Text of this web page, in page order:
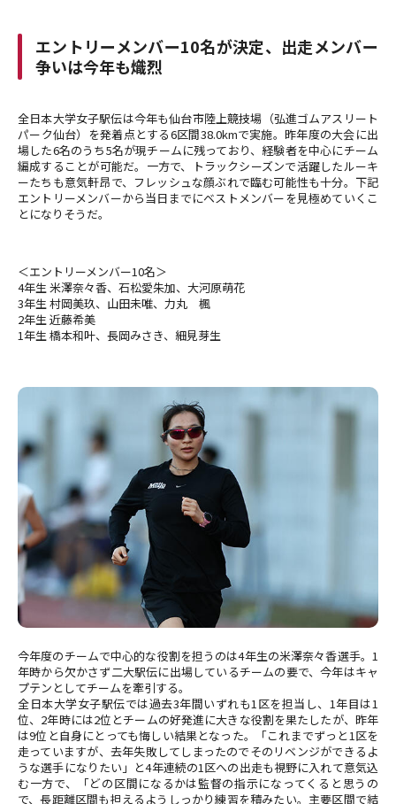
エントリーメンバー10名が決定、出走メンバー
争いは今年も熾烈
全日本大学女子駅伝は今年も仙台市陸上競技場（弘進ゴムアスリート
パーク仙台）を発着点とする6区間38.0kmで実施。昨年度の大会に出
場した6名のうち5名が現チームに残っており、経験者を中心にチーム
編成することが可能だ。一方で、トラックシーズンで活躍したルーキ
ーたちも意気軒昂で、フレッシュな顔ぶれで臨む可能性も十分。下記
エントリーメンバーから当日までにベストメンバーを見極めていくこ
とになりそうだ。
＜エントリーメンバー10名＞
4年生 米澤奈々香、石松愛朱加、大河原萌花
3年生 村岡美玖、山田未唯、力丸 楓
2年生 近藤希美
1年生 橋本和叶、長岡みさき、細見芽生
今年度のチームで中心的な役割を担うのは4年生の米澤奈々香選手。1
年時から欠かさず二大駅伝に出場しているチームの要で、今年はキャ
プテンとしてチームを牽引する。
全日本大学女子駅伝では過去3年間いずれも1区を担当し、1年目は1
位、2年時には2位とチームの好発進に大きな役割を果たしたが、昨年
は9位と自身にとっても悔しい結果となった。「これまでずっと1区を
走っていますが、去年失敗してしまったのでそのリベンジができるよ
うな選手になりたい」と4年連続の1区への出走も視野に入れて意気込
む一方で、「どの区間になるかは監督の指示になってくると思うの
で、長距離区間も担えるようしっかり練習を積みたい。主要区間で結